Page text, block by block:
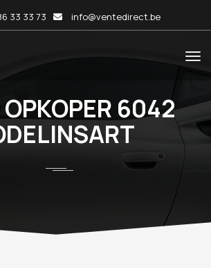
33 33 73 info@ventedirect.be
6042